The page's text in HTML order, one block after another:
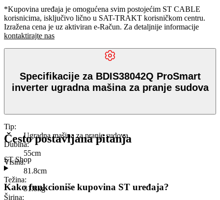
*Kupovina uređaja je omogućena svim postojećim ST CABLE
korisnicima, isključivo lično u SAT-TRAKT korisničkom centru.
Izražena cena je uz aktiviran e-Račun. Za detaljnije informacije
kontaktirajte nas
Specifikacije za BDIS38042Q ProSmart
inverter ugradna mašina za pranje sudova
Tip:
Ugradna mašina za pranje sudova
Dubina:
55cm
Visina:
81.8cm
Težina:
31.8kg
Širina:
Često postavljana pitanja
ST Shop
Kako funkcioniše kupovina ST uređaja?